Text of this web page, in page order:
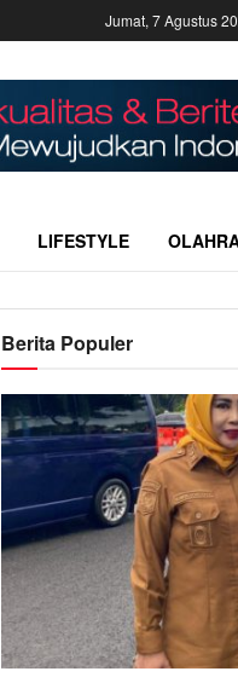
Jumat, 7 Agustus
LIFESTYLE
Berita Populer